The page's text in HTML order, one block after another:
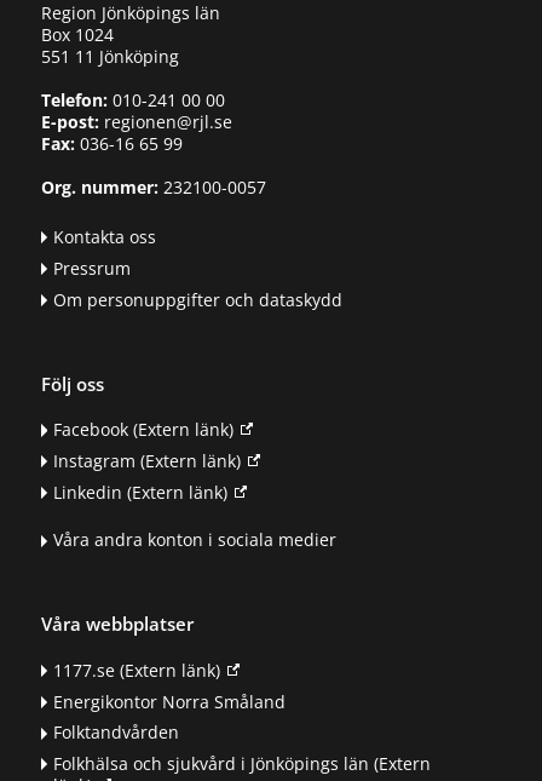
Region Jönköpings län
Box 1024
551 11 Jönköping
Telefon:010-241 00 00
E-post:regionen@rjl.se
Fax: 036-16 65 99
Org. nummer:232100-0057
Kontakta oss
Pressrum
Om personuppgifter och dataskydd
Följ oss
Facebook(Extern länk)
Instagram (Extern länk)
Linkedin (Extern länk)
Våra andra konton i sociala medier
Våra webbplatser
1177.se(Extern länk)
Energikontor Norra Småland
Folktandvården
Folkhälsa och sjukvård i Jönköpings län (Extern